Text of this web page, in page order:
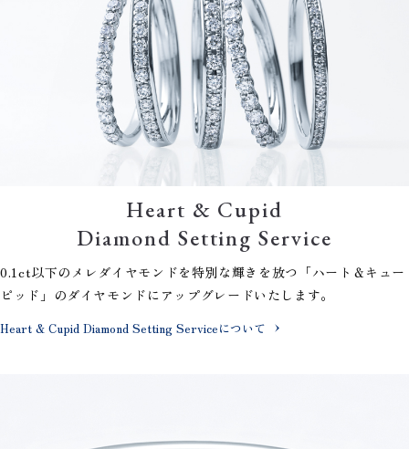
Heart & Cupid
Diamond Setting Service
0.1ct以下のメレダイヤモンドを特別な輝きを放つ「ハート＆キュー
ピッド」のダイヤモンドにアップグレードいたします。
Heart & Cupid Diamond Setting Serviceについて